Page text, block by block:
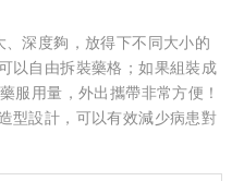
深度夠，放得下不同大小的
以自由拆裝藥格；如果組裝成
服用量，外出攜帶非常方便！
型設計，可以有效減少病患對